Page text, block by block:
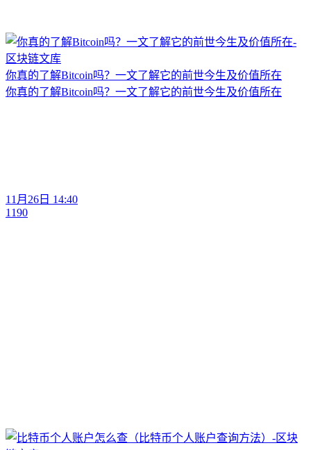
你真的了解Bitcoin吗？一文了解它的前世今生及价值所在
你真的了解Bitcoin吗？一文了解它的前世今生及价值所在
11月26日 14:40
1190